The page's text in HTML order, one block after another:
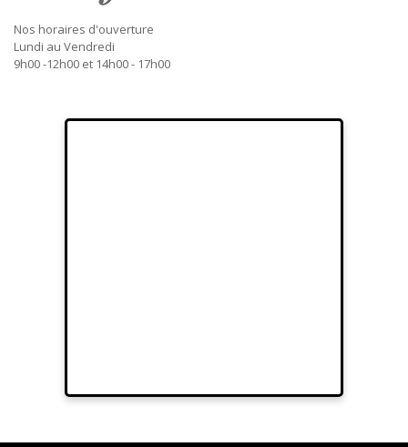
Nos horaires d'ouverture
Lundi au Vendredi
9h00 -12h00 et 14h00 - 17h00